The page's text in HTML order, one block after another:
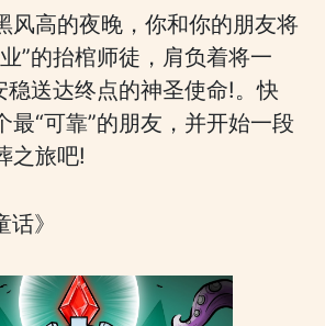
风高的夜晚，你和你的朋友将
”的抬棺师徒，肩负着将一
稳送达终点的神圣使命!。快
最“可靠”的朋友，并开始一段
之旅吧!
》